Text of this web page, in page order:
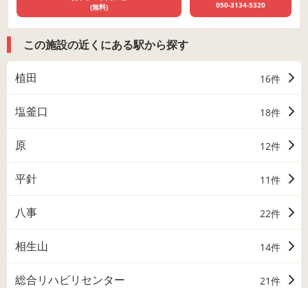
(無料) 050-3134-5320
この施設の近くにある駅から探す
植田 16件
塩釜口 18件
原 12件
平針 11件
八事 22件
相生山 14件
総合リハビリセンター 21件